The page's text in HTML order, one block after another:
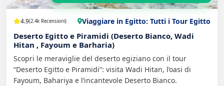
4.9(2.4k Recensioni) Viaggiare in Egitto: Tutti i Tour Egitto
Deserto Egitto e Piramidi (Deserto Bianco, Wadi
Hitan , Fayoum e Barharia)
Scopri le meraviglie del deserto egiziano con il tour
“Deserto Egitto e Piramidi”: visita Wadi Hitan, l’oasi di
Fayoum, Bahariya e l’incantevole Deserto Bianco.